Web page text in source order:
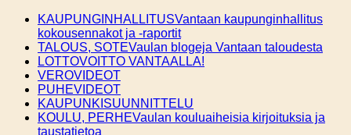
Skip
content
KAUPUNGINHALLITUSVantaan kaupunginhallitus
kokousennakot ja -raportit
TALOUS, SOTEVaulan blogeja Vantaan taloudesta
LOTTOVOITTO VANTAALLA!
VEROVIDEOT
PUHEVIDEOT
KAUPUNKISUUNNITTELU
KOULU, PERHEVaulan kouluaiheisia kirjoituksia ja
taustatietoa